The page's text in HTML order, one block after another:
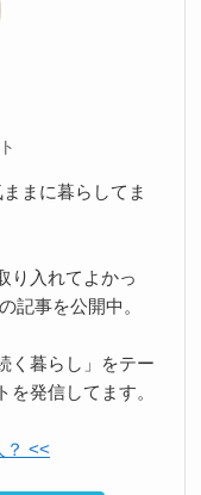
まに暮らしてま
り入れてよかっ
記事を公開中。
く暮らし」をテー
発信してます。
？ <<